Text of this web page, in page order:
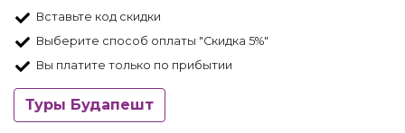
Вставьте код скидки
Выберите способ оплаты "Скидка 5%"
Вы платите только по прибытии
Туры Будапешт